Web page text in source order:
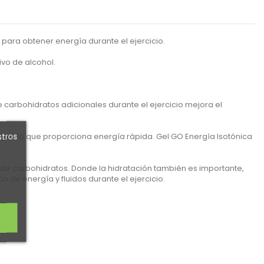
obtener energía durante el ejercicio.
de alcohol.
adicionales durante el ejercicio mejora el
lo que proporciona energía rápida. Gel GO Energía Isotónica
carbohidratos. Donde la hidratación también es importante,
de energía y fluidos durante el ejercicio.